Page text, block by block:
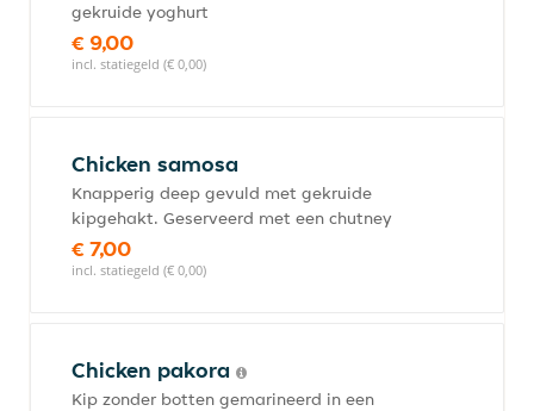
gekruide yoghurt
€ 9,00
incl. statiegeld (€ 0,00)
Chicken samosa
Knapperig deep gevuld met gekruide
kipgehakt. Geserveerd met een chutney
€ 7,00
incl. statiegeld (€ 0,00)
Chicken pakora
Kip zonder botten gemarineerd in een